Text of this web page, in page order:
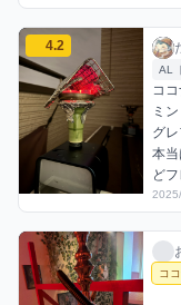
たまおのココナッ
4.2 た
利
AL
コ
コ
ミ
グ
本
ど
評
おりりのココナッお
利
コ